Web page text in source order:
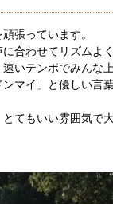
張っています。
合わせてリズムよ
いテンポでみんな
マイ」と優しい言
てもいい雰囲気で